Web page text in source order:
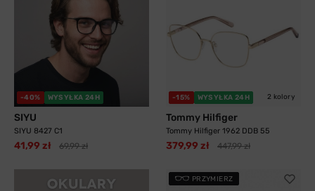
-40% WYSYŁKA 24H
SIYU
SIYU 8427 C1
41,99 zł 69,99 zł
-15% WYSYŁKA 24H 2 kolory
Tommy Hilfiger
Tommy Hilfiger 1962 DDB 55
379,99 zł 447,99 zł
PRZYMIERZ